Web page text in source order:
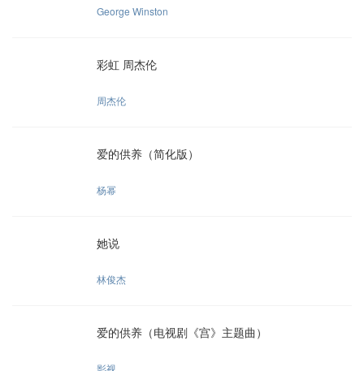
George Winston
彩虹 周杰伦
周杰伦
爱的供养（简化版）
杨幂
她说
林俊杰
爱的供养（电视剧《宫》主题曲）
影视